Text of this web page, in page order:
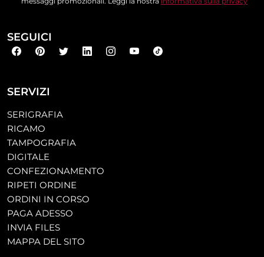
SERVIZI
SERIGRAFIA
RICAMO
TAMPOGRAFIA
DIGITALE
CONFEZIONAMENTO
RIPETI ORDINE
ORDINI IN CORSO
PAGA ADESSO
INVIA FILES
MAPPA DEL SITO
SEGUICI